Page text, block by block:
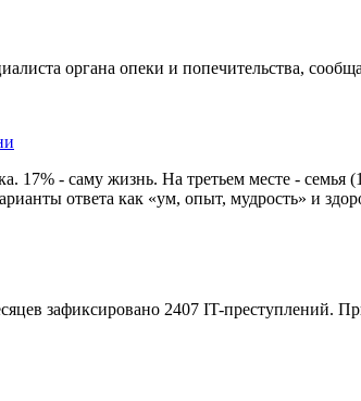
органа опеки и попечительства,
- саму жизнь. На третьем месте - семья
ответа как «ум, опыт, мудрость» и
зафиксировано 2407 IT-преступлений.